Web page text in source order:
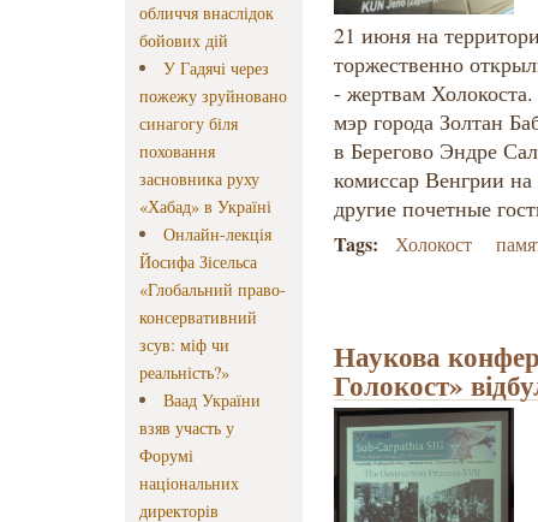
обличчя внаслідок
бойових дій
У Гадячі через
пожежу зруйновано
синагогу біля
поховання
засновника руху
«Хабад» в Україні
Онлайн-лекція
Йосифа Зісельса
«Глобальний право-
консервативний
зсув: міф чи
реальність?»
Ваад України
взяв участь у
Форумі
національних
директорів
21 июня на
торжественно
- жертвам
мэр города Золтан
в Берегово Эндре
комиссар Венгрии
другие почетные
Tags: Холокост
Наукова
Голокост»